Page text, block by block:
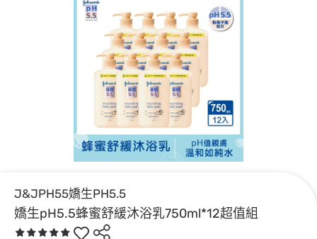
J&JPH55嬌生PH5.5
嬌生pH5.5蜂蜜舒緩沐浴乳750ml*12超值組